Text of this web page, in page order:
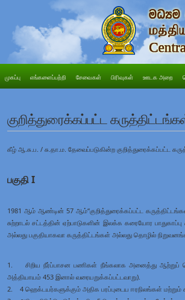
முகப்பு எங்களைப்பற்றி சேவைகள் பிரிவுகள் ஊடக அறை
குறித்துரைக்கப்பட்ட
கீழ் ஆ.சு.ப. / சு.தா.ம. தேவைப்படுகின்ற குறித்துரைக்கப்பட்ட
பகுதி I
1981 ஆம் ஆண்டின் 57 ஆம்“குறித்துரைக்கப்பட்ட
சுற்றாடல் சட்டத்தின் ஏற்பாடுகளின் இலக்க கரையோர
அல்லது பகுதியாகவா கருத்திட்டங்கள் அல்லது தொழில்
1. சிறிய நீர்ப்பாசன பணிகள் நீங்கலாக அனைத்து ஆற்றுப்
அத்தியாயம் 453 இனால் வரையறுக்கப்பட்டவாறு).
2. 4 ஹெக்டயர்களுக்கும் அதிக பரப்புடைய ஈரநிலங்கள் மற்றும்